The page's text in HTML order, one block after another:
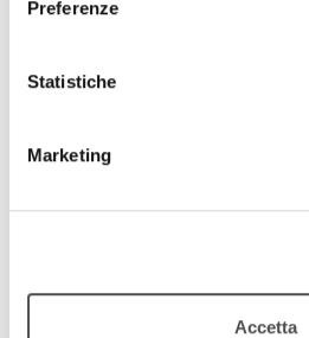
Preferenze
Statistiche
Marketing
Accetta